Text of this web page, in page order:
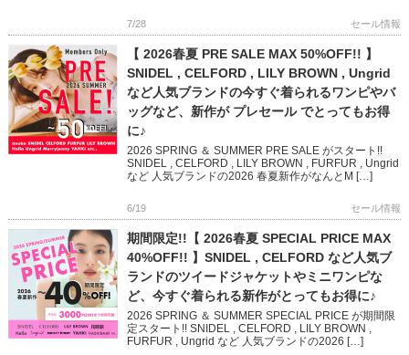
7/28 セール情報
【 2026春夏 PRE SALE MAX 50%OFF!! 】
SNIDEL , CELFORD , LILY BROWN , Ungrid
など人気ブランドの今すぐ着られるワンピやバ
ッグなど、新作が プレセール でとってもお得
に♪
2026 SPRING ＆ SUMMER PRE SALE がスタート!!
SNIDEL , CELFORD , LILY BROWN , FURFUR , Ungrid
など 人気ブランドの2026 春夏新作がなんとM […]
6/19 セール情報
期間限定!!【 2026春夏 SPECIAL PRICE MAX
40%OFF!! 】SNIDEL , CELFORD など人気ブ
ランドのツイードジャケットやミニワンピな
ど、今すぐ着られる新作がとってもお得に♪
2026 SPRING ＆ SUMMER SPECIAL PRICE が期間限
定スタート!! SNIDEL , CELFORD , LILY BROWN ,
FURFUR , Ungrid など 人気ブランドの2026 […]